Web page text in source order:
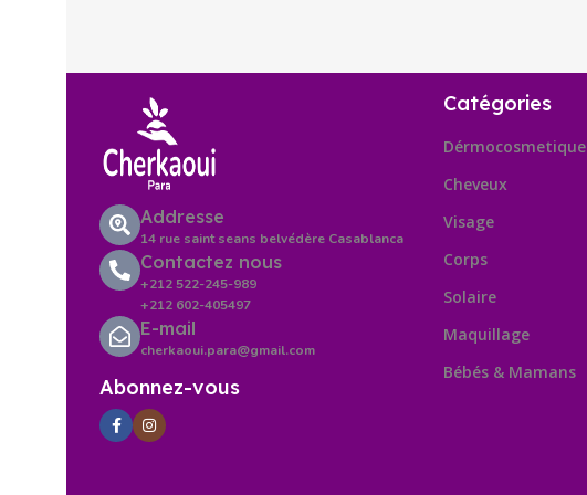
Addresse
14 rue saint seans belvédère Casablanca
Contactez nous
+212 522-245-989
+212 602-405497
E-mail
cherkaoui.para@gmail.com
Abonnez-vous
Catégories
Dérmocosmetique
Cheveux
Visage
Corps
Solaire
Maquillage
Bébés & Mamans